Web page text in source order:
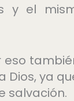
y el
eso
Dios, ya
salvación.